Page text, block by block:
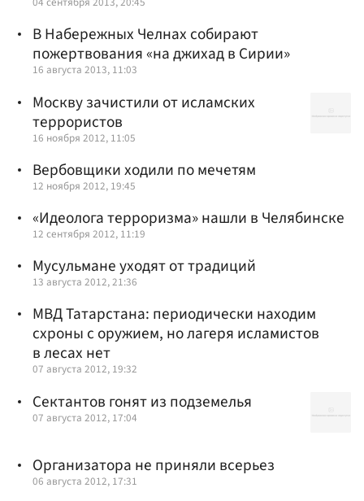
В Набережных Челнах собирают
пожертвования «на джихад в Сирии»
16 августа 2013, 11:03
Москву зачистили от исламских
террористов
16 ноября 2012, 11:05
Вербовщики ходили по мечетям
12 ноября 2012, 19:45
«Идеолога терроризма» нашли в Челябинске
12 сентября 2012, 11:19
Мусульмане уходят от традиций
13 августа 2012, 21:36
МВД Татарстана: периодически находим
схроны с оружием, но лагеря исламистов
в лесах нет
07 августа 2012, 19:32
Сектантов гонят из подземелья
07 августа 2012, 17:04
Организатора не приняли всерьез
06 августа 2012, 17:31